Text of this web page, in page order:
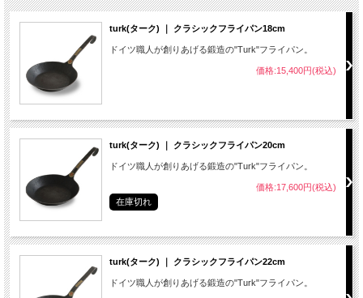
turk(ターク) ｜ クラシックフライパン18cm
ドイツ職人が創りあげる鍛造の"Turk"フライパン。
価格:15,400円(税込)
turk(ターク) ｜ クラシックフライパン20cm
ドイツ職人が創りあげる鍛造の"Turk"フライパン。
価格:17,600円(税込)
在庫切れ
turk(ターク) ｜ クラシックフライパン22cm
ドイツ職人が創りあげる鍛造の"Turk"フライパン。